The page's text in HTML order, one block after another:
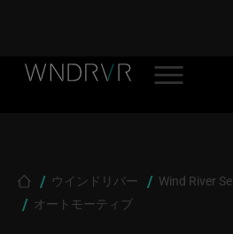
Skip to main content
Header Menu JP
Breadcrumb
ウインドリバー
Wind River
オートモーティブ